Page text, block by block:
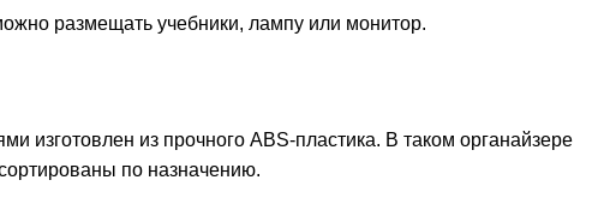
размещать учебники, лампу или монитор.
изготовлен из прочного ABS-пластика. В таком органайзере
по назначению.